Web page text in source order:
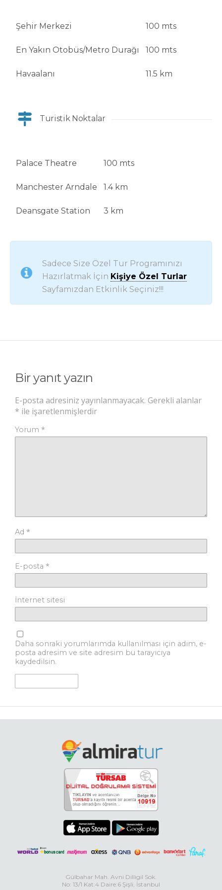
Şehir Merkezi 100 mts
En Yakın Otobüs/Metro Durağı 100 mts
Havaalanı 11.5 km
Turistik Noktalar
Palace Theatre 100 mts
Manchester Arndale 1.4 km
Deansgate Station 3 km
Sadece Size Özel Tur Programınızı
Hazırlatmak İçin Kişiye Özel Turlar
Sayfamızdan Etkinlik Seçiniz!!!
Bir yanıt yazın
E-posta adresiniz yayınlanmayacak. Gerekli alanlar
* ile işaretlenmişlerdir
Yorum *
Ad *
E-posta *
İnternet sitesi
Daha sonraki yorumlarımda kullanılması için adım, e-
posta adresim ve site adresim bu tarayıcıya
kaydedilsin.
Gülbahar Mah. Avni Dilligil Sok.
No: 13/1 Kat:4 Daire:6 Şişli, İstanbul